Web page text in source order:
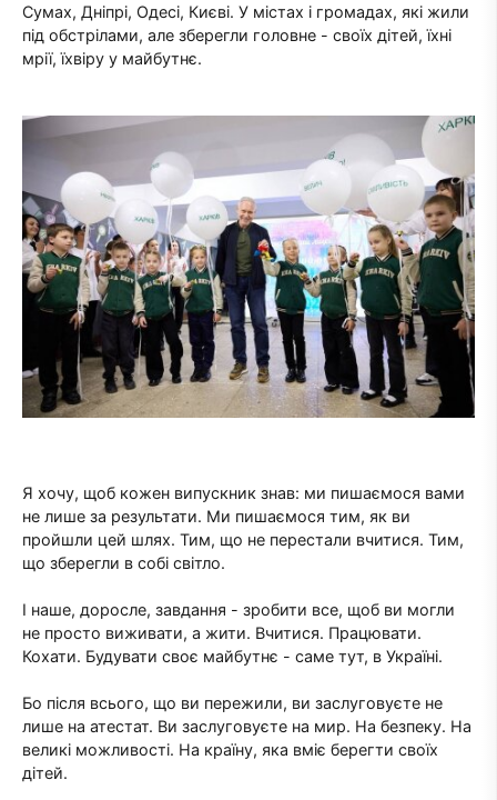
Сумах, Дніпрі, Одесі, Києві. У містах і громадах, які жили
під обстрілами, але зберегли головне - своїх дітей, їхні
мрії, їхвіру у майбутнє.
Я хочу, щоб кожен випускник знав: ми пишаємося вами
не лише за результати. Ми пишаємося тим, як ви
пройшли цей шлях. Тим, що не перестали вчитися. Тим,
що зберегли в собі світло.
І наше, доросле, завдання - зробити все, щоб ви могли
не просто виживати, а жити. Вчитися. Працювати.
Кохати. Будувати своє майбутнє - саме тут, в Україні.
Бо після всього, що ви пережили, ви заслуговуєте не
лише на атестат. Ви заслуговуєте на мир. На безпеку. На
великі можливості. На країну, яка вміє берегти своїх
дітей.